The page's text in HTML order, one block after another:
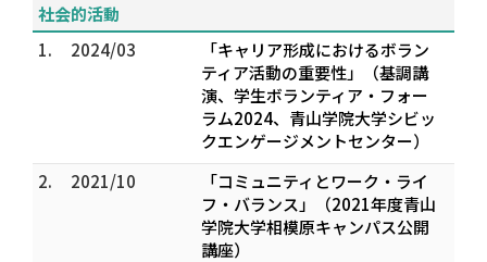
社会的活動
1.
2024/03
「キャリア形成におけるボラン
ティア活動の重要性」（基調講
演、学生ボランティア・フォー
ラム2024、青山学院大学シビッ
クエンゲージメントセンター）
2.
2021/10
「コミュニティとワーク・ライ
フ・バランス」（2021年度青山
学院大学相模原キャンパス公開
講座）